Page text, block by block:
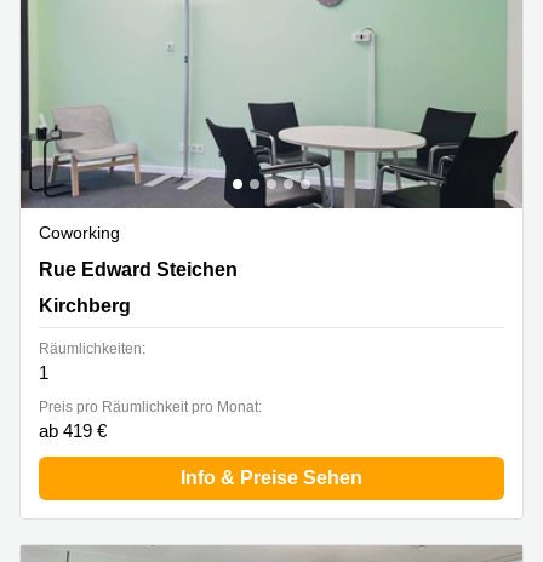
Coworking
2 Rue Edward Steichen,1<sup>er</sup> étage de
l‘immeuble Oksigen, Kirchberg
Rue Edward Steichen
Kirchberg
Räumlichkeiten:
1
Preis pro Räumlichkeit pro Monat:
ab 419 €
Info & Preise Sehen